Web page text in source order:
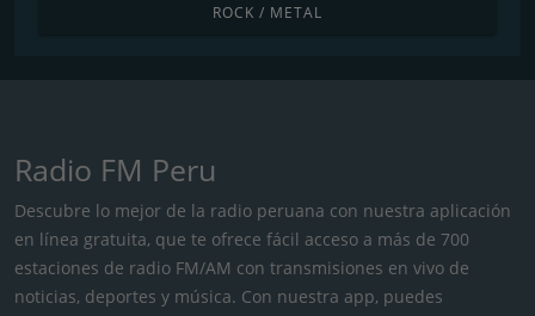
ROCK / METAL
Radio FM Peru
Descubre lo mejor de la radio peruana con nuestra aplicación
en línea gratuita, que te ofrece fácil acceso a más de 700
estaciones de radio FM/AM con transmisiones en vivo de
noticias, deportes y música. Con nuestra app, puedes